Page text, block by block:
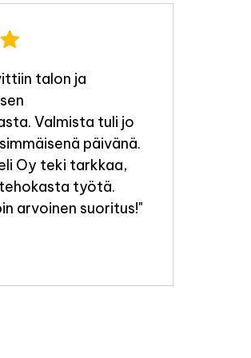
talon ja
Valmista tuli jo
päivänä.
Oy teki tarkkaa,
työtä.
arvoinen suoritus!"